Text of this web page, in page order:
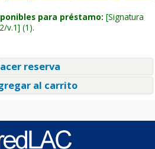
para préstamo: Signatura
v.1 (1).
reserva
al carrito